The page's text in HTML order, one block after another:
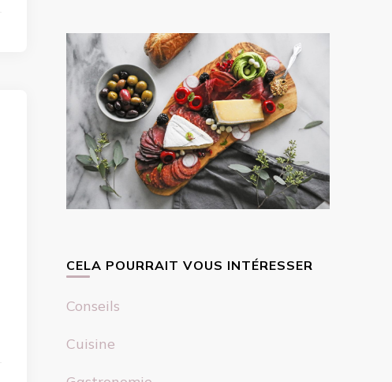
CELA POURRAIT VOUS INTÉRESSER
Conseils
Cuisine